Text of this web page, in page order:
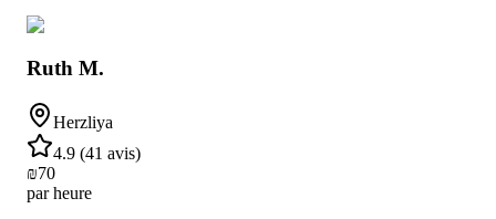
Ruth M.
Herzliya
4.9 (41 avis)
₪70
par heure